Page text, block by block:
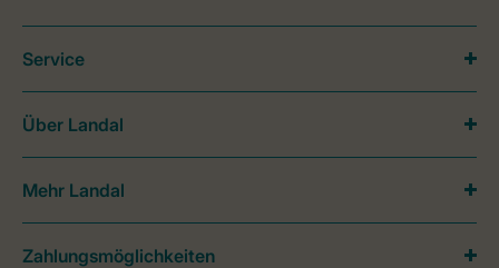
Service
Über Landal
Mehr Landal
Zahlungsmöglichkeiten